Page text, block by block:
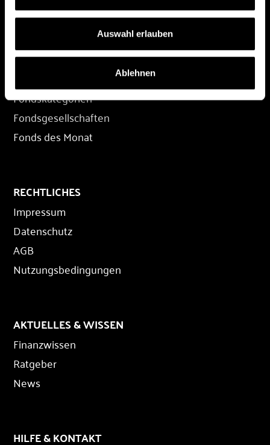
Auswahl erlauben
Ablehnen
FONDS
Fondskategorien
Fondsgesellschaften
Fonds des Monat
RECHTLICHES
Impressum
Datenschutz
AGB
Nutzungsbedingungen
AKTUELLES & WISSEN
Finanzwissen
Ratgeber
News
HILFE & KONTAKT